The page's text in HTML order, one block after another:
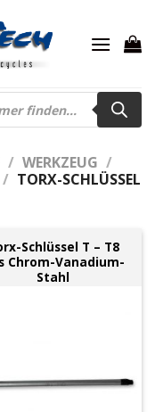
/ WERKZEUG /
/ TORX-SCHLÜSSEL
Schlüssel T – T8
Chrom-Vanadium-
Stahl